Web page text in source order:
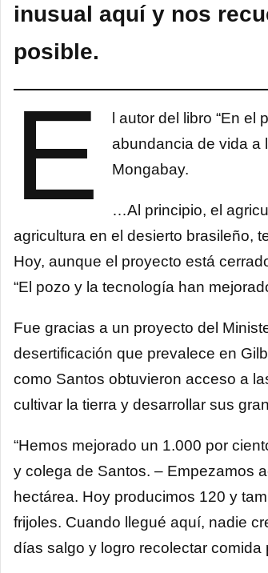
inusual aquí y nos
posible.
E
l autor del libro “En
abundancia de vida a
Mongabay.
…Al principio, el
agricultura en el desierto brasileño,
Hoy, aunque el proyecto está
“El pozo y la tecnología han
Fue gracias a un proyecto del
desertificación que prevalece en
como Santos obtuvieron acceso a
cultivar la tierra y desarrollar sus
“Hemos mejorado un 1.000 por
y colega de Santos. – Empezamos
hectárea. Hoy producimos 120 y
frijoles. Cuando llegué aquí, nadie
días salgo y logro recolectar comida